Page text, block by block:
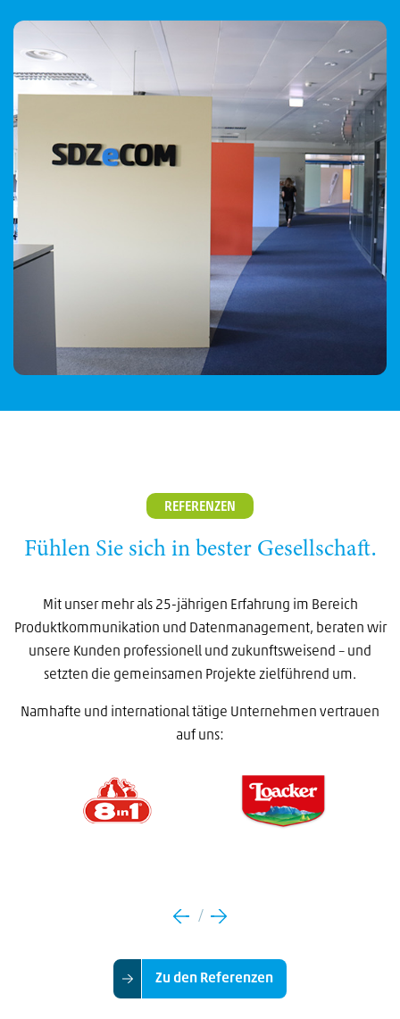
REFERENZEN
Fühlen Sie sich in bester Gesellschaft.
Mit unser mehr als 25-jährigen Erfahrung im Bereich
Produktkommunikation und Datenmanagement, beraten wir
unsere Kunden professionell und zukunftsweisend – und
setzten die gemeinsamen Projekte zielführend um.
Namhafte und international tätige Unternehmen vertrauen
auf uns:
Zu den Referenzen